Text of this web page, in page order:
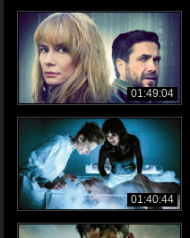
01:49:04
01:40:44